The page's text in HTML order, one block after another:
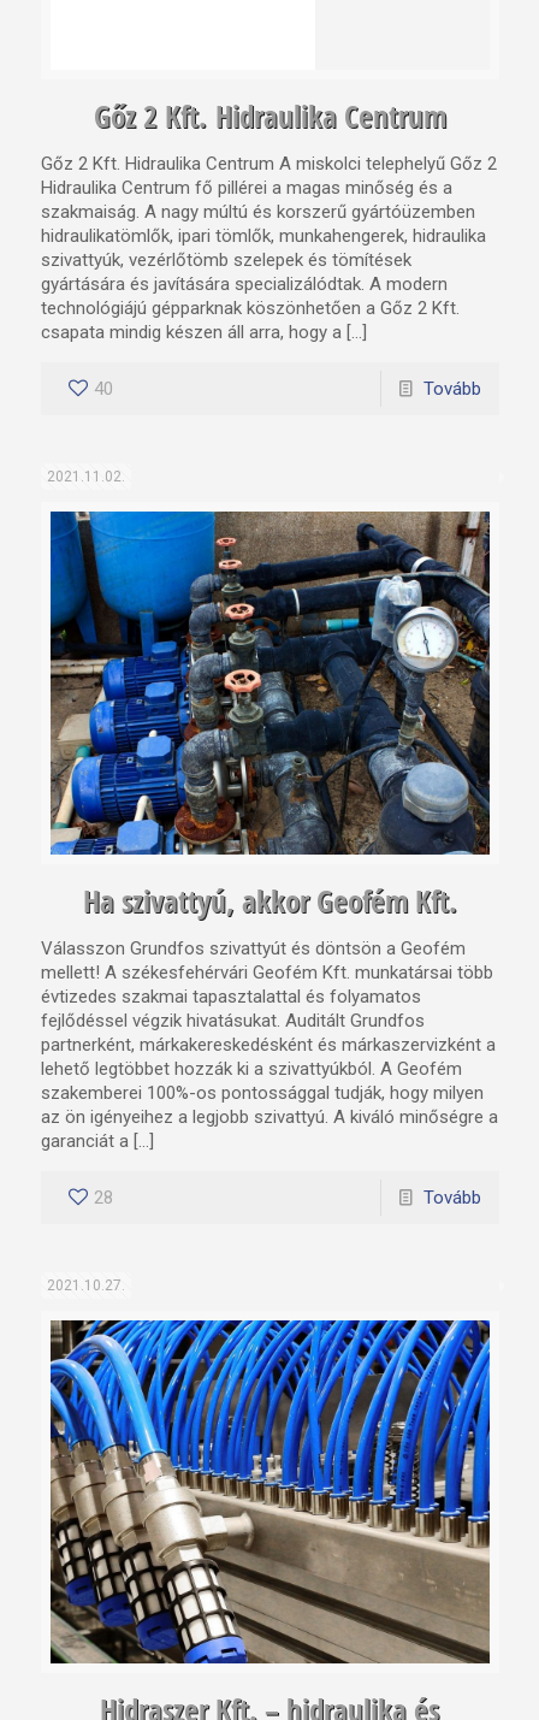
Gőz 2 Kft. Hidraulika Centrum
Gőz 2 Kft. Hidraulika Centrum A miskolci telephelyű Gőz 2
Hidraulika Centrum fő pillérei a magas minőség és a
szakmaiság. A nagy múltú és korszerű gyártóüzemben
hidraulikatömlők, ipari tömlők, munkahengerek, hidraulika
szivattyúk, vezérlőtömb szelepek és tömítések
gyártására és javítására specializálódtak. A modern
technológiájú gépparknak köszönhetően a Gőz 2 Kft.
csapata mindig készen áll arra, hogy a […]
40 Tovább
2021.11.02.
Ha szivattyú, akkor Geofém Kft.
Válasszon Grundfos szivattyút és döntsön a Geofém
mellett! A székesfehérvári Geofém Kft. munkatársai több
évtizedes szakmai tapasztalattal és folyamatos
fejlődéssel végzik hivatásukat. Auditált Grundfos
partnerként, márkakereskedésként és márkaszervizként a
lehető legtöbbet hozzák ki a szivattyúkból. A Geofém
szakemberei 100%-os pontossággal tudják, hogy milyen
az ön igényeihez a legjobb szivattyú. A kiváló minőségre a
garanciát a […]
28 Tovább
2021.10.27.
Hidraszer Kft. – hidraulika és